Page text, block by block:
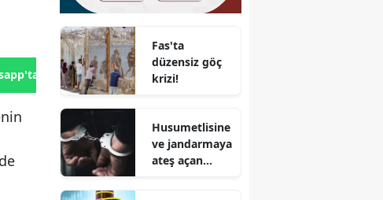
Gönder
Fas'ta
düzensiz göç
krizi!
Husumetlisine
ve jandarmaya
ateş açan